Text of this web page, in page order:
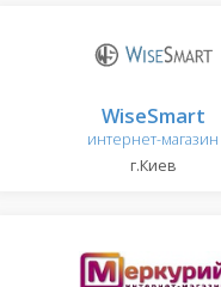
WiseSmart
интернет-магазин
г.Киев